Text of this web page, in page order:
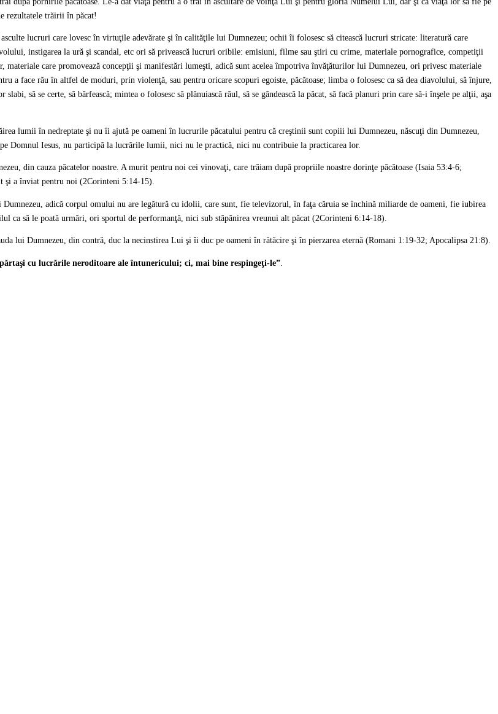
rezultatele trăirii în păcat!
lucruri care lovesc în virtuţile adevărate şi în calităţile lui Dumnezeu; ochii îi folosesc să citească lucruri stricate: literatură care
instigarea la ură şi scandal, etc ori să privească lucruri oribile: emisiuni, filme sau ştiri cu crime, materiale pornografice, competiţii
care promovează concepţii şi manifestări lumeşti, adică sunt acelea împotriva învăţăturilor lui Dumnezeu, ori privesc materiale
a face rău în altfel de moduri, prin violenţă, sau pentru oricare scopuri egoiste, păcătoase; limba o folosesc ca să dea diavolului, să înjure,
să se certe, să bârfească; mintea o folosesc să plănuiască răul, să se gândească la păcat, să facă planuri prin care să-i înşele pe alţii, aşa
lumii în nedreptate şi nu îi ajută pe oameni în lucrurile păcatului pentru că creştinii sunt copiii lui Dumnezeu, născuţi din Dumnezeu,
Domnul Iesus, nu participă la lucrările lumii, nici nu le practică, nici nu contribuie la practicarea lor.
din cauza păcatelor noastre. A murit pentru noi cei vinovaţi, care trăiam după propriile noastre dorinţe păcătoase (Isaia 53:4-6;
şi a înviat pentru noi (2Corinteni 5:14-15).
adică corpul omului nu are legătură cu idolii, care sunt, fie televizorul, în faţa căruia se închină miliarde de oameni, fie iubirea
ca să le poată urmări, ori sportul de performanţă, nici sub stăpânirea vreunui alt păcat (2Corinteni 6:14-18).
lui Dumnezeu, din contră, duc la necinstirea Lui şi îi duc pe oameni în rătăcire şi în pierzarea eternă (Romani 1:19-32; Apocalipsa 21:8).
cu lucrările neroditoare ale întunericului; ci, mai bine respingeţi-le”